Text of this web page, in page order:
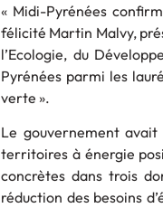
« Midi-Pyrénées
félicité Martin Malvy,
l’Ecologie, du
Pyrénées parmi les
verte ».
Le gouvernement
territoires à énergie
concrètes dans trois
réduction des besoins